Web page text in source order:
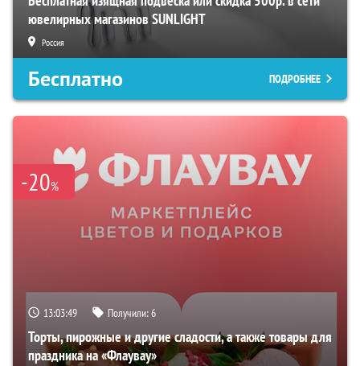
ювелирных магазинов SUNLIGHT
Россия
Бесплатно ПОДРОБНЕЕ
-20%
13:03:48 Получили:6
Торты, пирожные и другие сладости, а также товары для
праздника на «Флаувау»